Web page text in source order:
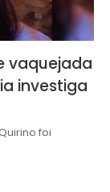
vaquejada
investiga
foi